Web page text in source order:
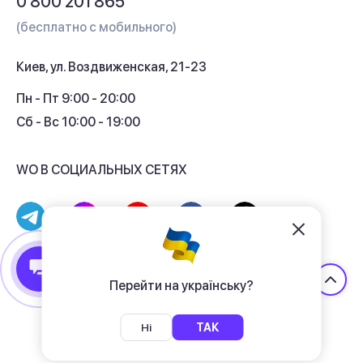
Перейти на українську?
Ні ТАК
Кэшбек
(бесплатно с мобильного)
Киев, ул. Воздвиженская, 21-23
Пн - Пт 9:00 - 20:00
Сб - Вс 10:00 - 19:00
WO В СОЦИАЛЬНЫХ СЕТЯХ
Договор публичной оферты
Политика конфиденциальности